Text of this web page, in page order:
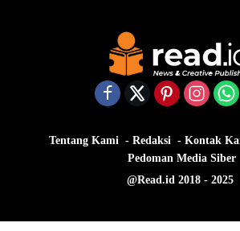
Tentang Kami Redaksi Kontak
Pedoman Media Siber
@Read.id 2018 - 2025